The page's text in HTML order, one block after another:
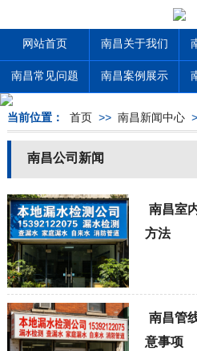
网站首页 南昌关于我们
南昌常见问题 南昌案例展示
当前位置： 首页 >> 南昌新闻中心
南昌公司新闻
南昌室
方法
南昌管
意事项